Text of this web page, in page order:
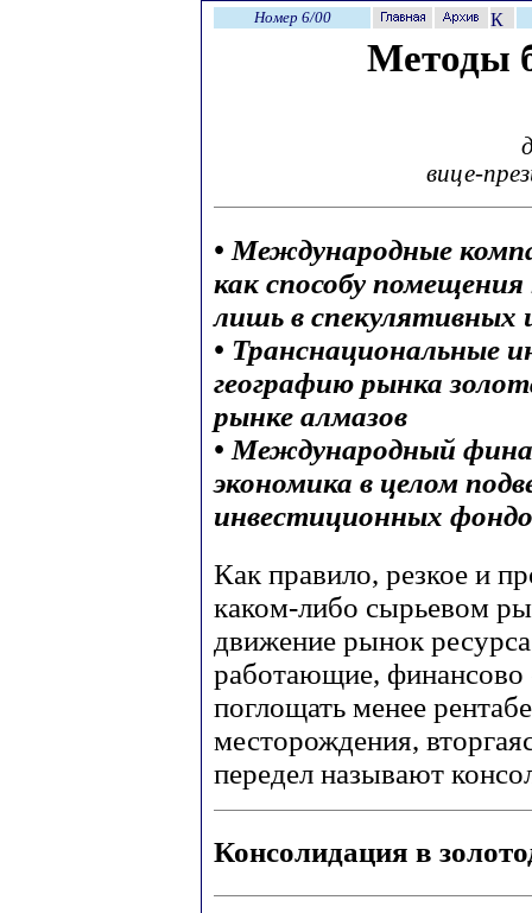
Номер 6/00
Методы
вице-
• Международные
как способу
лишь в спекулятивных
• Транснациональные
географию рынка
рынке алмазов
• Международный
экономика в целом
инвестиционных
Как правило, резкое и
каком-либо сырьевом
движение рынок
работающие,
поглощать менее
месторождения,
передел называют
Консолидация в